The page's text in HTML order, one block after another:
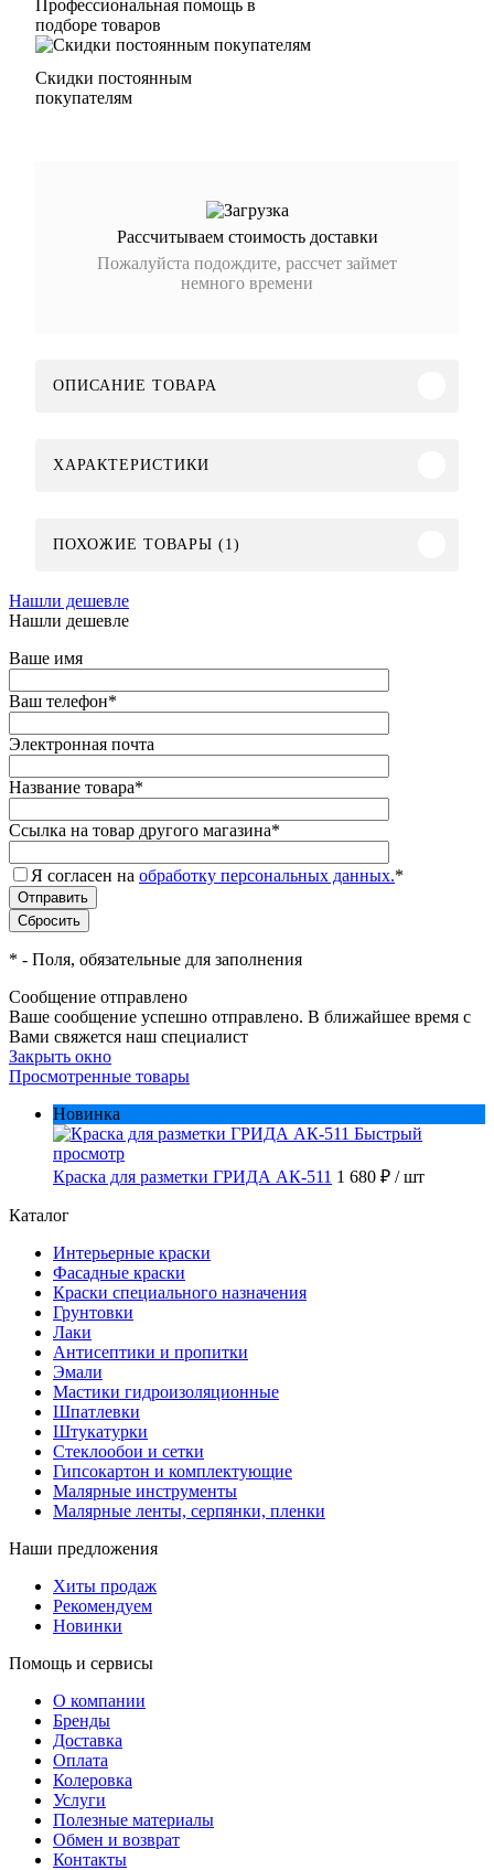
Профессиональная помощь в
подборе товаров
Скидки постоянным
покупателям
Рассчитываем стоимость доставки
Пожалуйста подождите, рассчет займет
немного времени
ОПИСАНИЕ ТОВАРА
ХАРАКТЕРИСТИКИ
ПОХОЖИЕ ТОВАРЫ (1)
Нашли дешевле
Нашли дешевле
Ваше имя
Ваш телефон*
Электронная почта
Название товара*
Ссылка на товар другого магазина*
Я согласен на обработку персональных данных.*
* - Поля, обязательные для заполнения
Сообщение отправлено
Ваше сообщение успешно отправлено. В ближайшее время с
Вами свяжется наш специалист
Закрыть окно
Просмотренные товары
Новинка
Быстрый
просмотр
Краска для разметки ГРИДА АК-511 1 680 ₽ / шт
Каталог
Интерьерные краски
Фасадные краски
Краски специального назначения
Грунтовки
Лаки
Антисептики и пропитки
Эмали
Мастики гидроизоляционные
Шпатлевки
Штукатурки
Стеклообои и сетки
Гипсокартон и комплектующие
Малярные инструменты
Малярные ленты, серпянки, пленки
Наши предложения
Хиты продаж
Рекомендуем
Новинки
Помощь и сервисы
О компании
Бренды
Доставка
Оплата
Колеровка
Услуги
Полезные материалы
Обмен и возврат
Контакты